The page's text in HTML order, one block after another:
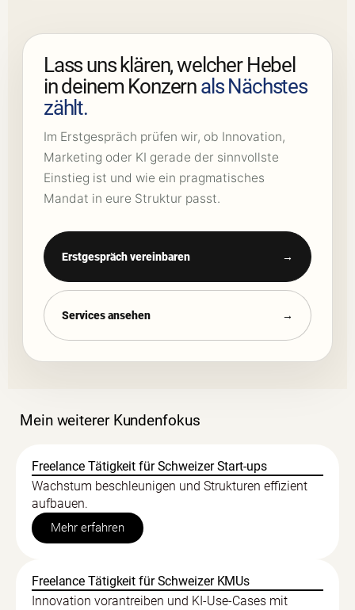
Lass uns klären, welcher Hebel
in deinem Konzern als Nächstes
zählt.
Im Erstgespräch prüfen wir, ob Innovation,
Marketing oder KI gerade der sinnvollste
Einstieg ist und wie ein pragmatisches
Mandat in eure Struktur passt.
Erstgespräch vereinbaren →
Services ansehen →
Mein weiterer Kundenfokus
Freelance Tätigkeit für Schweizer Start-ups
Wachstum beschleunigen und Strukturen effizient
aufbauen.
Mehr erfahren
Freelance Tätigkeit für Schweizer KMUs
Innovation vorantreiben und KI-Use-Cases mit